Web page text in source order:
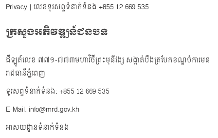
Privacy | លេខទូរសព្ទទំនាក់ទំនង +855 12 669 535
ក្រសួងអភិវឌ្ឍន៍ជនបទ
ដីឡូត៍លេខ ៧៧១-៧៧៣មហាវិថីព្រះមុនីវង្ស សង្កាត់បឹងត្របែកខណ្ឌចំការមន
រាជធានីភ្នំពេញ
ទូរសព្ទទំនាក់ទំនង: +855 12 669 535
E-Mail: info@mrd.gov.kh
អាសយដ្ឋានទំនាក់ទំនង